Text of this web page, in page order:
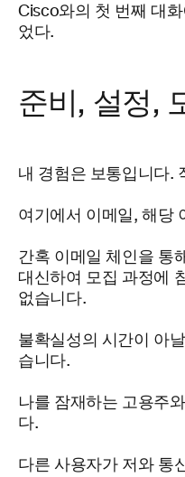
Cisco와의 첫 번째 대
었다.
준비, 설정,
내 경험은 보통입니다.
여기에서 이메일, 해당
간혹 이메일 체인을 통
대신하여 모집 과정에
없습니다.
불확실성의 시간이 아
습니다.
나를 잠재하는 고용주
다.
다른 사용자가 저와 통